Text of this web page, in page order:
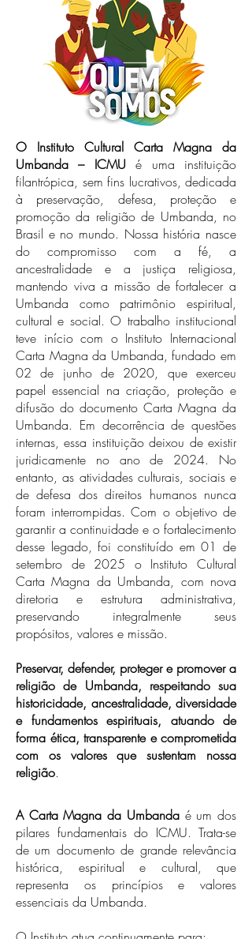
O Instituto Cultural Carta Magna da
Umbanda – ICMUé uma instituição
filantrópica, sem fins lucrativos, dedicada
à preservação, defesa, proteção e
promoção da religião de Umbanda, no
Brasil e no mundo. Nossa história nasce
do compromisso com a fé, a
ancestralidade e a justiça religiosa,
mantendo viva a missão de fortalecer a
Umbanda como patrimônio espiritual,
cultural e social. O trabalho institucional
teve início com o Instituto Internacional
Carta Magna da Umbanda, fundado em
02 de junho de 2020, que exerceu
papel essencial na criação, proteção e
difusão do documento Carta Magna da
Umbanda. Em decorrência de questões
internas, essa instituição deixou de existir
juridicamente no ano de 2024. No
entanto, as atividades culturais, sociais e
de defesa dos direitos humanos nunca
foram interrompidas. Com o objetivo de
garantir a continuidade e o fortalecimento
desse legado, foi constituído em 01 de
setembro de 2025 o Instituto Cultural
Carta Magna da Umbanda, com nova
diretoria e estrutura administrativa,
preservando integralmente seus
propósitos, valores e missão.
Preservar, defender, proteger e promover a
religião de Umbanda, respeitando sua
historicidade, ancestralidade, diversidade
e fundamentos espirituais, atuando de
forma ética, transparente e comprometida
com os valores que sustentam nossa
religião.
A Carta Magna da Umbandaé um dos
pilares fundamentais do ICMU. Trata-se
de um documento de grande relevância
histórica, espiritual e cultural, que
representa os princípios e valores
essenciais da Umbanda.